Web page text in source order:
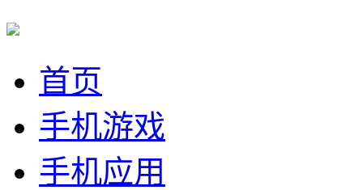
首页
手机游戏
手机应用